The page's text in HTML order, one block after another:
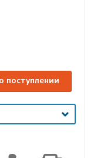
поступлении